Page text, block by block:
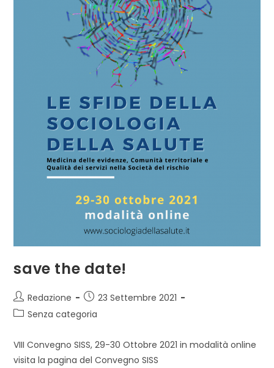
save the date!
Autore
dell'articolo:
Redazione
Articolo
pubblicato:
23 Settembre 2021
Categoria
Senza categoria
VIII Convegno SISS, 29-30 Ottobre 2021 in modalità online
visita la pagina del Convegno SISS